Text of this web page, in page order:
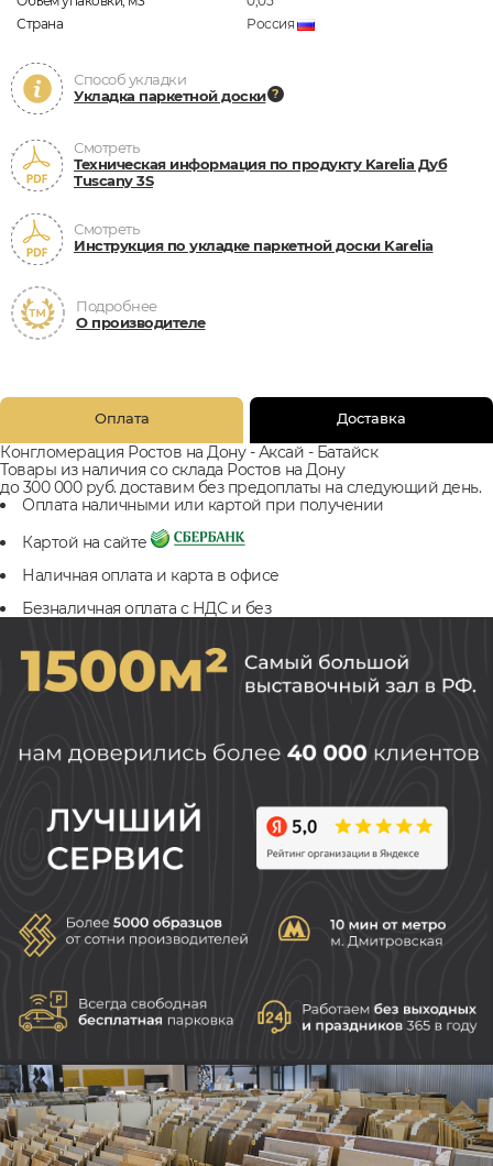
Страна
Россия
Способ укладки
Укладка паркетной доски
Смотреть
Техническая информация по продукту Karelia Дуб
Tuscany 3S
Смотреть
Инструкция по укладке паркетной доски Karelia
Подробнее
О производителе
Оплата Доставка
Конгломерация Ростов на Дону - Аксай - Батайск
Товары из наличия со склада Ростов на Дону
до 300 000 руб. доставим без предоплаты на следующий день.
Оплата наличными или картой при получении
Картой на сайте
Наличная оплата и карта в офисе
Безналичная оплата с НДС и без